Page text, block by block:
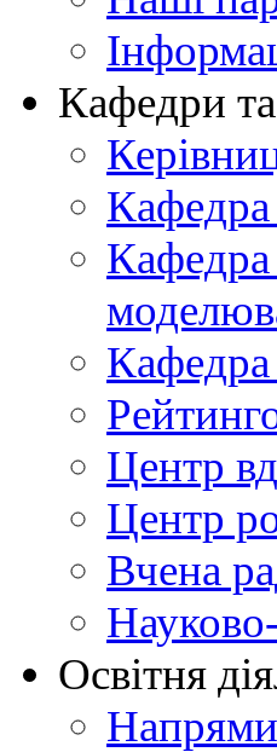
Кафедри
Кафедра
Кафедра
Кафедра
Центр
Центр
Вчена
Освітня
Напрями